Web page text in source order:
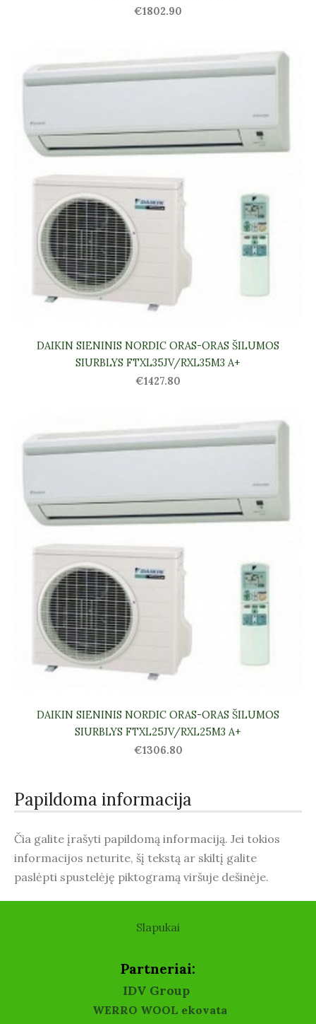
Papildoma informacija
Čia galite įrašyti papildomą informaciją. Jei tokios
informacijos neturite, šį tekstą ar skiltį galite
paslėpti spustelėję piktogramą viršuje dešinėje.
€1802.90
DAIKIN SIENINIS NORDIC ORAS-ORAS ŠILUMOS
SIURBLYS FTXL35JV/RXL35M3 A+
€1427.80
DAIKIN SIENINIS NORDIC ORAS-ORAS ŠILUMOS
SIURBLYS FTXL25JV/RXL25M3 A+
€1306.80
Slapukai
Partneriai:
IDV Group
WERRO WOOL ekovata